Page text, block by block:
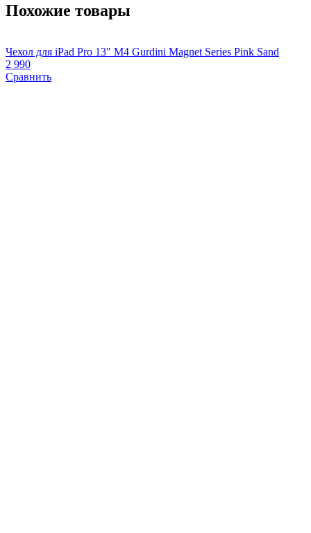
Похожие товары
Чехол для iPad Pro 13" M4 Gurdini Magnet Series Pink Sand
2 990
Сравнить